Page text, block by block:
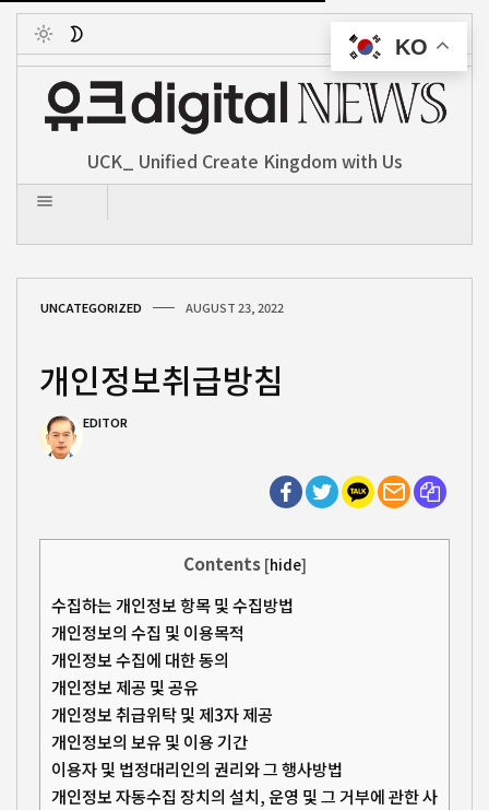
Toggle
UCK_ Unified Create Kingdom with Us
UNCATEGORIZED AUGUST 23, 2022
개인정보취급방침
EDITOR
Contents [hide]
수집하는 개인정보 항목 및 수집방법
개인정보의 수집 및 이용목적
개인정보 수집에 대한 동의
개인정보 제공 및 공유
개인정보 취급위탁 및 제3자 제공
개인정보의 보유 및 이용 기간
이용자 및 법정대리인의 권리와 그 행사방법
개인정보 자동수집 장치의 설치, 운영 및 그 거부에 관한 사
KO